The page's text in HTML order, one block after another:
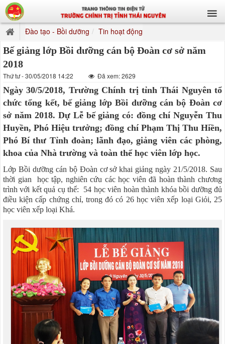
Đào tạo - Bồi dưỡng Tin hoạt động
Bế giảng lớp Bồi dưỡng cán bộ Đoàn cơ sở năm
2018
Thứ tư - 30/05/2018 14:22 Đã xem: 2629
Ngày 30/5/2018, Trường Chính trị tỉnh Thái Nguyên tổ
chức tổng kết, bế giảng lớp Bồi dưỡng cán bộ Đoàn cơ
sở năm 2018. Dự Lễ bế giảng có: đồng chí Nguyễn Thu
Huyền, Phó Hiệu trưởng; đồng chí Phạm Thị Thu Hiền,
Phó Bí thư Tỉnh đoàn; lãnh đạo, giảng viên các phòng,
khoa của Nhà trường và toàn thể học viên lớp học.
Lớp Bồi dưỡng cán bộ Đoàn cơ sở khai giảng ngày 21/5/2018. Sau
thời gian học tập, nghiên cứu các học viên đã hoàn thành chương
trình với kết quả cụ thể: 54 học viên hoàn thành khóa bồi dưỡng đủ
điều kiện cấp chứng chỉ, trong đó có 26 học viên xếp loại Giỏi, 25
học viên xếp loại Khá.